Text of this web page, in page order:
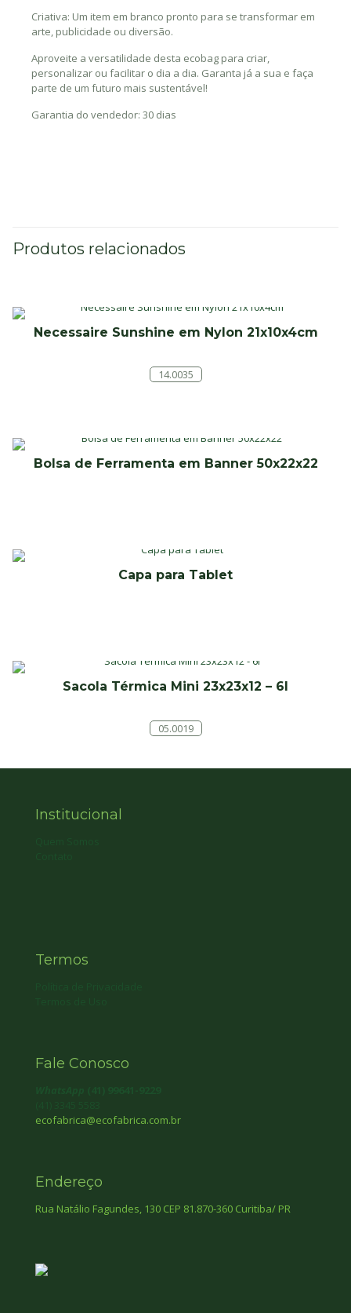
Criativa: Um item em branco pronto para se transformar em
arte, publicidade ou diversão.
Aproveite a versatilidade desta ecobag para criar,
personalizar ou facilitar o dia a dia. Garanta já a sua e faça
parte de um futuro mais sustentável!
Garantia do vendedor: 30 dias
Produtos relacionados
Necessaire Sunshine em Nylon 21x10x4cm
14.0035
Bolsa de Ferramenta em Banner 50x22x22
Capa para Tablet
Sacola Térmica Mini 23x23x12 – 6l
05.0019
Institucional
Termos
Fale Conosco
ecofabrica@ecofabrica.com.br
Endereço
Rua Natálio Fagundes, 130 CEP 81.870-360 Curitiba/ PR